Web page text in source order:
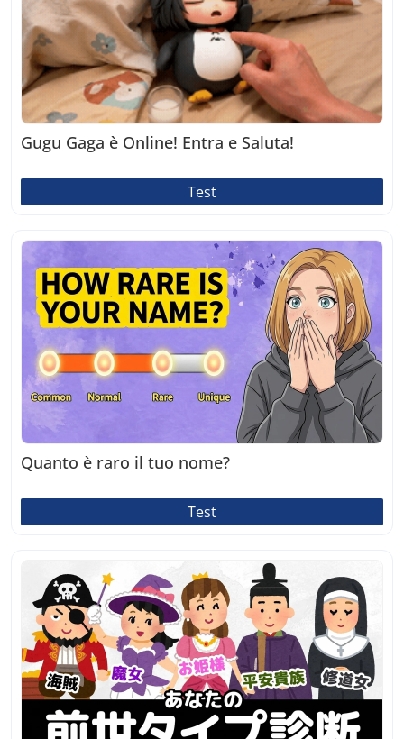
Gugu Gaga è Online! Entra e Saluta!
Test
Quanto è raro il tuo nome?
Test